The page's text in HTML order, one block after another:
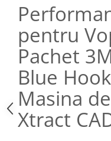
pentru
Pachet
Blue
Masina
Xtract